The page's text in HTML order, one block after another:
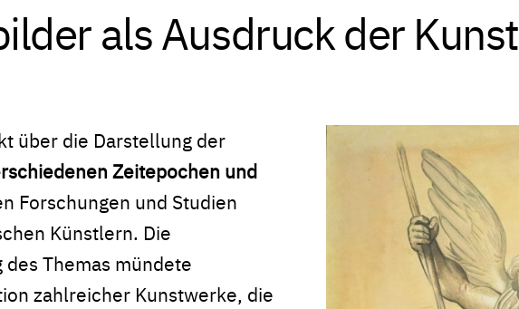
als Ausdruck der Kunst
über die Darstellung der
Zeitepochen und
Forschungen und Studien
Künstlern. Die
Themas mündete
zahlreicher Kunstwerke, die